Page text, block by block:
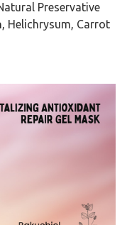
Preservative
Helichrysum, Carrot